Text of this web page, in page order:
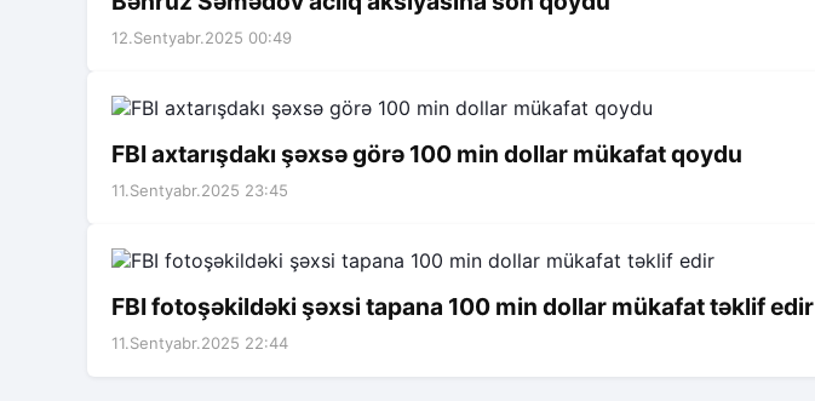
12.Sentyabr.2025 00:49
FBI axtarışdakı şəxsə görə 100 min dollar mükafat qoydu
11.Sentyabr.2025 23:45
FBI fotoşəkildəki şəxsi tapana 100 min dollar mükafat təklif edir
11.Sentyabr.2025 22:44